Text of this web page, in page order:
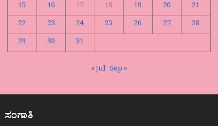
15
16 17 18 19 20
21
22
23 24 25 26 27
28
29
30 31
« Jul Sep »
ಸಂಗಾತಿ